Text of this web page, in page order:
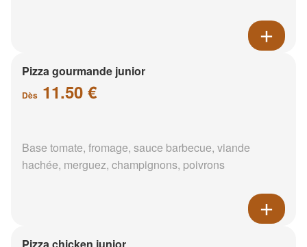
Pizza gourmande junior
Dès 11.50 €
Base tomate, fromage, sauce barbecue, viande
hachée, merguez, champignons, poivrons
Pizza chicken junior